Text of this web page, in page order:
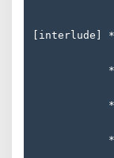
[interlude]